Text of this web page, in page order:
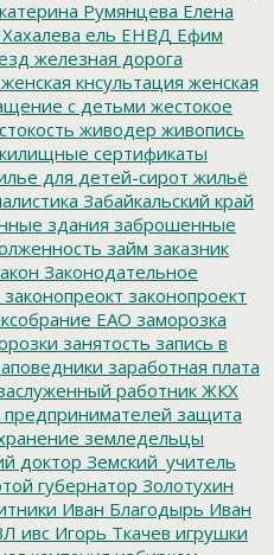
Румянцева Елена
ель ЕНВД Ефим
железная дорога
женская кнсультация женская
с детьми жестокое
живодер живопись
сертификаты
для детей-сирот жильё
Забайкальский край
здания заброшенные
займ заказник
Законодательное
законопреокт законопроект
ЕАО заморозка
занятость запись в
заработная плата
работник ЖКХ
защита
земледельцы
доктор Земский_учитель
губернатор Золотухин
Иван Благодырь Иван
ивс Игорь Ткачев игрушки